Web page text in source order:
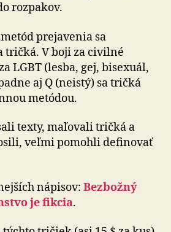
roz­pa­kov.
prejavenia sa
tričká. V boji za civilné
LGBT (lesba, gej, bisexuál,
aj Q (neistý) sa tričká
metódou.
texty, maľovali tričká a
veľmi pomohli definovať
nápisov: Bezbožný
je fikcia.